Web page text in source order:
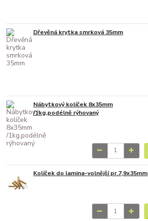
Dřevěná krytka smrková 35mm
Nábytkový kolíček 8x35mm
/1kg,podélně rýhovaný
Kolíček do lamina-volnější pr.7,9x35mm